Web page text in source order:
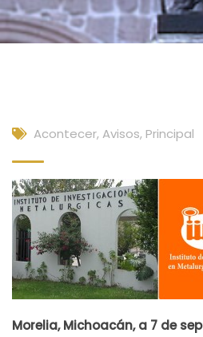
Acontecer,Avisos, Principal
Morelia, Michoacán, a 7 de